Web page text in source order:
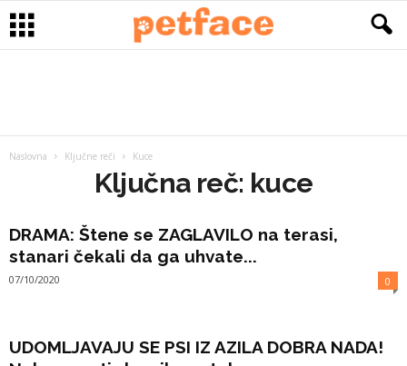
Naslovna Ključne reči Kuce
Ključna reč: kuce
DRAMA: Štene se ZAGLAVILO na terasi,
stanari čekali da ga uhvate...
07/10/2020 0
UDOMLJAVAJU SE PSI IZ AZILA DOBRA NADA!